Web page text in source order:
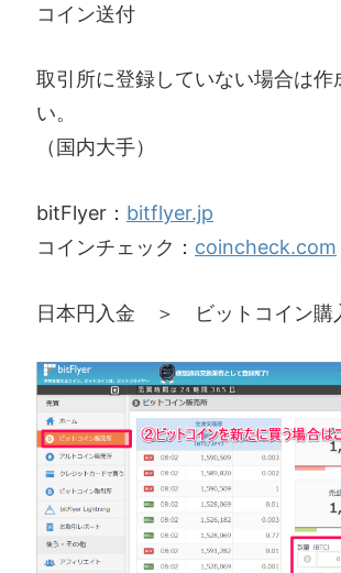
コイン送付
取引所に登録していない場合は作
い。
（国内大手）
bitFlyer： bitflyer.jp
コインチェック： coincheck.com
日本円入金 ＞ ビットコイン購